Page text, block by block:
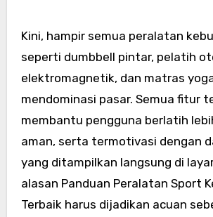
Kini, hampir semua peralatan
seperti dumbbell pintar, pelatih
elektromagnetik, dan matras
mendominasi pasar. Semua fitur
membantu pengguna berlatih
aman, serta termotivasi dengan
yang ditampilkan langsung di
alasan Panduan Peralatan Sport
Terbaik harus dijadikan acuan